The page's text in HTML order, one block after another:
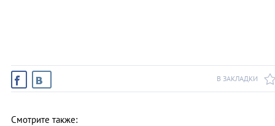
В ЗАКЛАДКИ
Смотрите также: